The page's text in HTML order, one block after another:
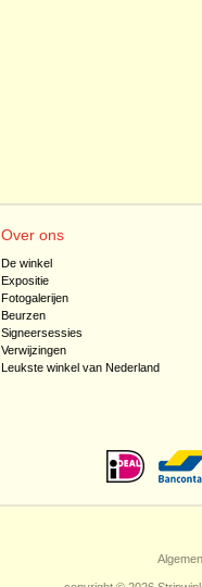
Over ons
De winkel
Expositie
Fotogalerijen
Beurzen
Signeersessies
Verwijzingen
Leukste winkel van Nederland